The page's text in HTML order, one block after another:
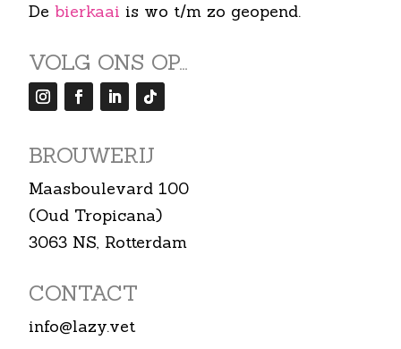
Debierkaai is wo t/m zo geopend.
VOLG ONS OP…
BROUWERIJ
Maasboulevard 100
(Oud Tropicana)
3063 NS, Rotterdam
CONTACT
info@lazy.vet